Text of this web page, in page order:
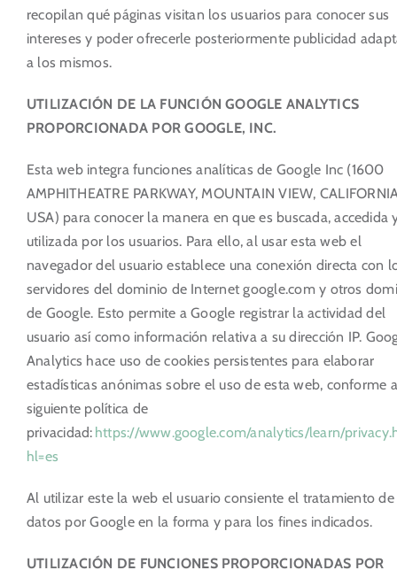
recopilan qué páginas visitan los usuarios para conocer sus
intereses y poder ofrecerle posteriormente publicidad
a los mismos.
UTILIZACIÓN DE LA FUNCIÓN GOOGLE ANALYTICS
PROPORCIONADA POR GOOGLE, INC.
Esta web integra funciones analíticas de Google Inc (1600
AMPHITHEATRE PARKWAY, MOUNTAIN VIEW,
USA) para conocer la manera en que es buscada, accedida
utilizada por los usuarios. Para ello, al usar esta web el
navegador del usuario establece una conexión directa con
servidores del dominio de Internet google.com y otros
de Google. Esto permite a Google registrar la actividad del
usuario así como información relativa a su dirección IP.
Analytics hace uso de cookies persistentes para elaborar
estadísticas anónimas sobre el uso de esta web, conforme
siguiente política de
privacidad: https://www.google.com/analytics/learn/
hl=es
Al utilizar este la web el usuario consiente el tratamiento de
datos por Google en la forma y para los fines indicados.
UTILIZACIÓN DE FUNCIONES PROPORCIONADAS POR